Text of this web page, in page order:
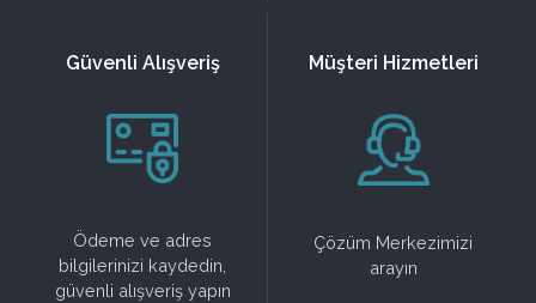
Güvenli Alışveriş
Ödeme ve adres
bilgilerinizi kaydedin,
güvenli alışveriş yapın
Müşteri Hizmetleri
Çözüm Merkezimizi
arayın